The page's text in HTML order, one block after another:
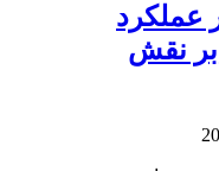
عملکرد
بر نقش